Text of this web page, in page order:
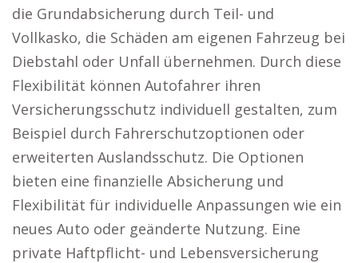
die Grundabsicherung durch Teil- und
Vollkasko, die Schäden am eigenen Fahrzeug bei
Diebstahl oder Unfall übernehmen. Durch diese
Flexibilität können Autofahrer ihren
Versicherungsschutz individuell gestalten, zum
Beispiel durch Fahrerschutzoptionen oder
erweiterten Auslandsschutz. Die Optionen
bieten eine finanzielle Absicherung und
Flexibilität für individuelle Anpassungen wie ein
neues Auto oder geänderte Nutzung. Eine
private Haftpflicht- und Lebensversicherung